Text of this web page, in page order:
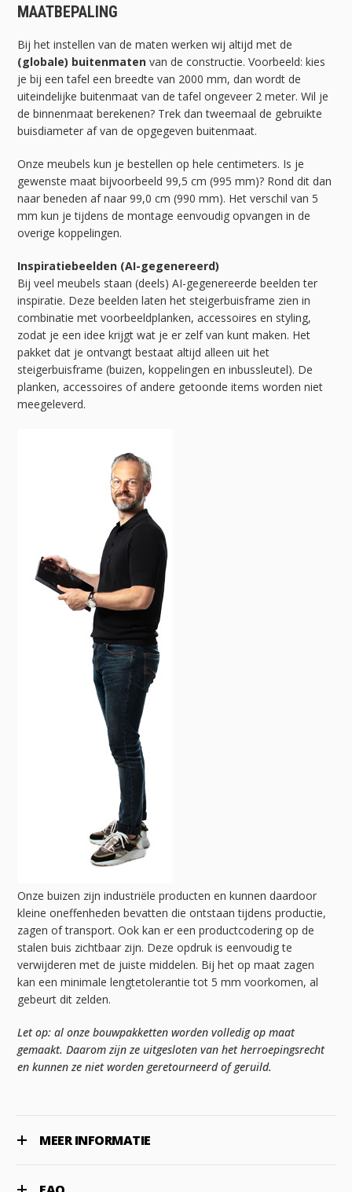
MAATBEPALING
Bij het instellen van de maten werken wij altijd met de
(globale) buitenmaten van de constructie. Voorbeeld: kies
je bij een tafel een breedte van 2000 mm, dan wordt de
uiteindelijke buitenmaat van de tafel ongeveer 2 meter. Wil je
de binnenmaat berekenen? Trek dan tweemaal de gebruikte
buisdiameter af van de opgegeven buitenmaat.
Onze meubels kun je bestellen op hele centimeters. Is je
gewenste maat bijvoorbeeld 99,5 cm (995 mm)? Rond dit dan
naar beneden af naar 99,0 cm (990 mm). Het verschil van 5
mm kun je tijdens de montage eenvoudig opvangen in de
overige koppelingen.
Inspiratiebeelden (AI-gegenereerd)
Bij veel meubels staan (deels) AI-gegenereerde beelden ter
inspiratie. Deze beelden laten het steigerbuisframe zien in
combinatie met voorbeeldplanken, accessoires en styling,
zodat je een idee krijgt wat je er zelf van kunt maken. Het
pakket dat je ontvangt bestaat altijd alleen uit het
steigerbuisframe (buizen, koppelingen en inbussleutel). De
planken, accessoires of andere getoonde items worden niet
meegeleverd.
Onze buizen zijn industriële producten en kunnen daardoor
kleine oneffenheden bevatten die ontstaan tijdens productie,
zagen of transport. Ook kan er een productcodering op de
stalen buis zichtbaar zijn. Deze opdruk is eenvoudig te
verwijderen met de juiste middelen. Bij het op maat zagen
kan een minimale lengtetolerantie tot 5 mm voorkomen, al
gebeurt dit zelden.
Let op: al onze bouwpakketten worden volledig op maat
gemaakt. Daarom zijn ze uitgesloten van het herroepingsrecht
en kunnen ze niet worden geretourneerd of geruild.
MEER INFORMATIE